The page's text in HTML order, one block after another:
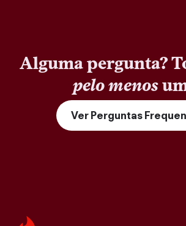
Alguma pergunta?
pelo menos
Ver Perguntas